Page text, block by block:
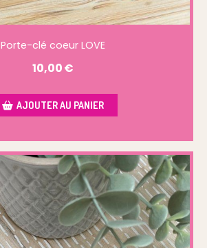
Porte-clé coeur LOVE
10,00€
AJOUTER AU PANIER